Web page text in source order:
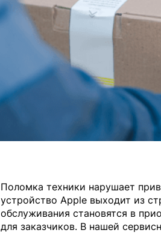
Поломка техники нарушает
устройство Apple выходит из
обслуживания становятся в
для заказчиков. В нашей